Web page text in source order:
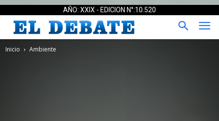
AÑO: XXIX - EDICION N°:10.520
Inicio Ambiente